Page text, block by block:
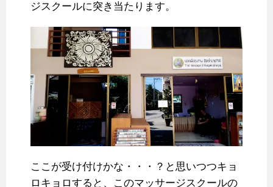
ジスクールに突き当たります。
ここが受け付けかな・・・？と思いつつキョ
ロキョロすると、このマッサージスクールの